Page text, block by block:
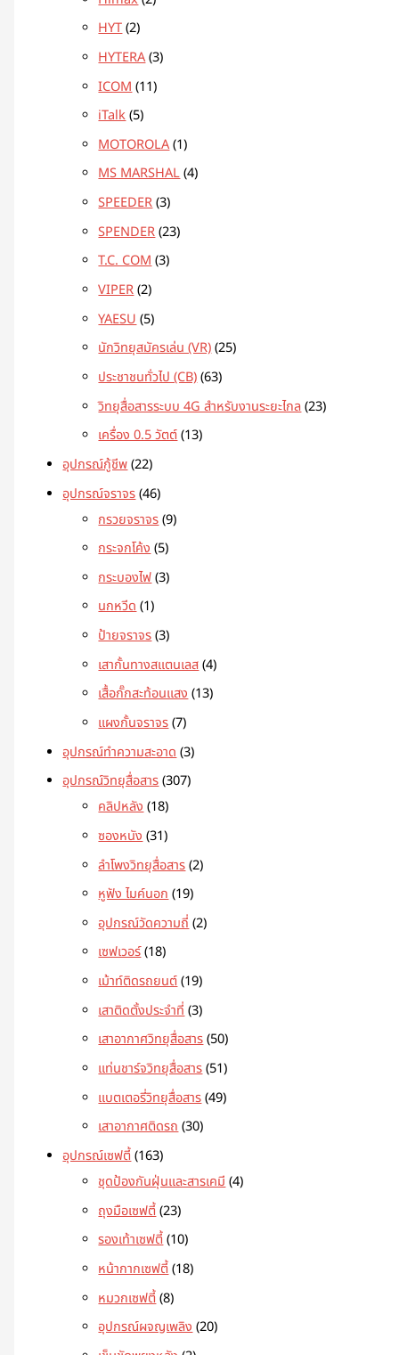
HYT 2
HYTERA 3
ICOM 11
iTalk 5
MOTOROLA 1
MS MARSHAL 4
SPEEDER 3
SPENDER 23
T.C. COM 3
VIPER 2
YAESU 5
นักวิทยุสมัครเล่น (VR) 25
ประชาชนทั่วไป (CB) 63
วิทยุสื่อสารระบบ 4G สำหรับงานระยะไกล 23
เครื่อง 0.5 วัตต์ 13
อุปกรณ์กู้ชีพ 22
อุปกรณ์จราจร 46
กรวยจราจร 9
กระจกโค้ง 5
กระบองไฟ 3
นกหวีด 1
ป้ายจราจร 3
เสากั้นทางสแตนเลส 4
เสื้อกั๊กสะท้อนแสง 13
แผงกั้นจราจร 7
อุปกรณ์ทำความสะอาด 3
อุปกรณ์วิทยุสื่อสาร 307
คลิปหลัง 18
ซองหนัง 31
ลำโพงวิทยุสื่อสาร 2
หูฟัง ไมค์นอก 19
อุปกรณ์วัดความถี่ 2
เซฟเวอร์ 18
เม้าท์ติดรถยนต์ 19
เสาติดตั้งประจำที่ 3
เสาอากาศวิทยุสื่อสาร 50
แท่นชาร์จวิทยุสื่อสาร 51
แบตเตอรี่วิทยุสื่อสาร 49
เสาอากาศติดรถ 30
อุปกรณ์เซฟตี้ 163
ชุดป้องกันฝุ่นและสารเคมี 4
ถุงมือเซฟตี้ 23
รองเท้าเซฟตี้ 10
หน้ากากเซฟตี้ 18
หมวกเซฟตี้ 8
อุปกรณ์ผจญเพลิง 20